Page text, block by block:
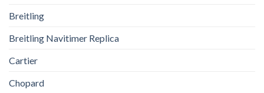
Breitling
Breitling Navitimer Replica
Cartier
Chopard